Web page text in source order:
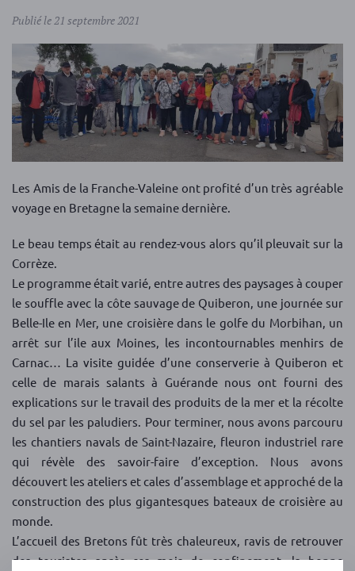
Publié le 21 septembre 2021
Les Amis de la Franche-Valeine ont profité d’un très agréable
voyage en Bretagne la semaine dernière.
Le beau temps était au rendez-vous alors qu’il pleuvait sur la
Corrèze.
Le programme était varié, entre autres des paysages à couper
le souffle avec la côte sauvage de Quiberon, une journée sur
Belle-Ile en Mer, une croisière dans le golfe du Morbihan, un
arrêt sur l’ile aux Moines, les incontournables menhirs de
Carnac… La visite guidée d’une conserverie à Quiberon et
celle de marais salants à Guérande nous ont fourni des
explications sur le travail des produits de la mer et la récolte
du sel par les paludiers. Pour terminer, nous avons parcouru
les chantiers navals de Saint-Nazaire, fleuron industriel rare
qui révèle des savoir-faire d’exception. Nous avons
découvert les ateliers et cales d’assemblage et approché de la
construction des plus gigantesques bateaux de croisière au
monde.
L’accueil des Bretons fût très chaleureux, ravis de retrouver
des touristes après ces mois de confinement, la bonne